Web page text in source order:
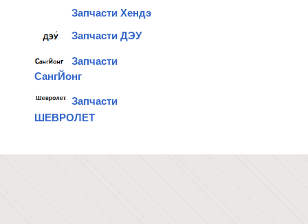
Запчасти Хендэ
Запчасти ДЭУ
Запчасти
СангЙонг
Запчасти
ШЕВРОЛЕТ